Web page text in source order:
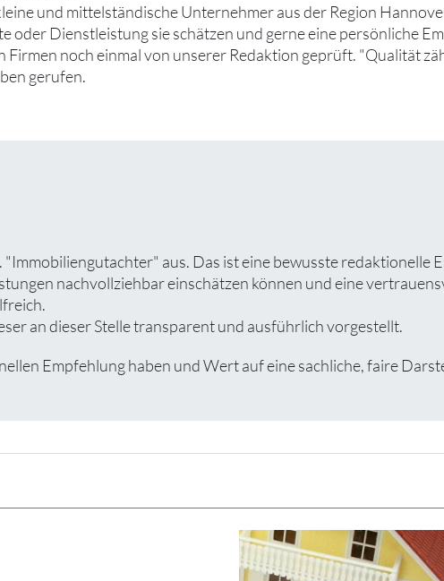
und mittelständische Unternehmer aus der Region
oder Dienstleistung sie schätzen und gerne eine persönliche
Firmen noch einmal von unserer Redaktion geprüft. "Qualität
gerufen.
aus. Das ist eine bewusste redaktionelle
nachvollziehbar einschätzen können und eine
an dieser Stelle transparent und ausführlich vorgestellt.
Empfehlung haben und Wert auf eine sachliche, faire